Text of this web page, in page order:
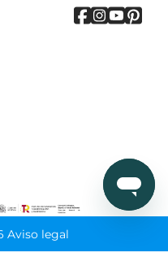
Aviso legal